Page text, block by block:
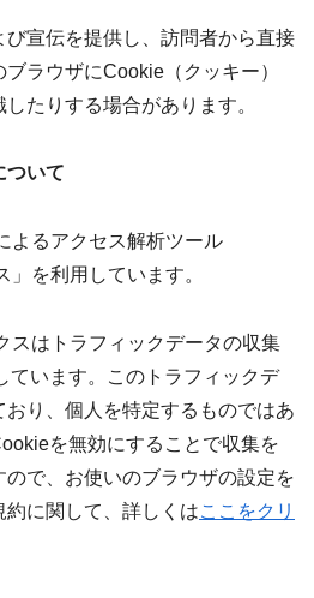
宣伝を提供し、訪問者から直接
ラウザにCookie（クッキー）
たりする場合があります。
ついて
よるアクセス解析ツール
」を利用しています。
スはトラフィックデータの収集
ています。このトラフィックデ
り、個人を特定するものではあ
を無効にすることで収集を
で、お使いのブラウザの設定を
約に関して、詳しくはここをクリ